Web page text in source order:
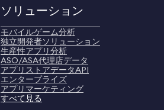
ソリューション
モバイルゲーム分析
独立開発者ソリューション
生産性アプリ分析
ASO/ASA代理店データ
アプリストアデータAPI
エンタープライズ
アプリマーケティング
すべて見る